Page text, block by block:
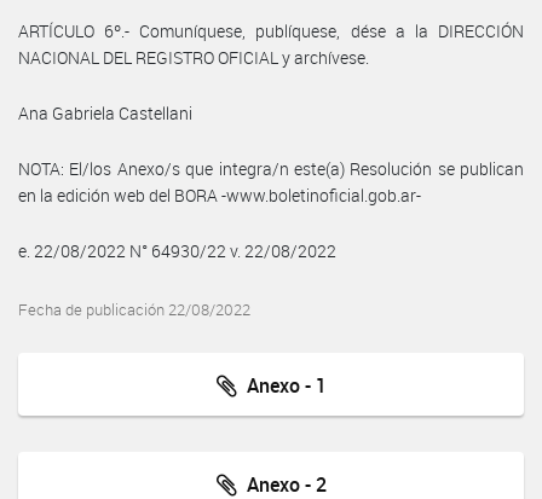
ARTÍCULO 6º.- Comuníquese, publíquese, dése a la DIRECCIÓN
NACIONAL DEL REGISTRO OFICIAL y archívese.
Ana Gabriela Castellani
NOTA: El/los Anexo/s que integra/n este(a) Resolución se publican
en la edición web del BORA -www.boletinoficial.gob.ar-
e. 22/08/2022 N° 64930/22 v. 22/08/2022
Fecha de publicación 22/08/2022
Anexo - 1
Anexo - 2